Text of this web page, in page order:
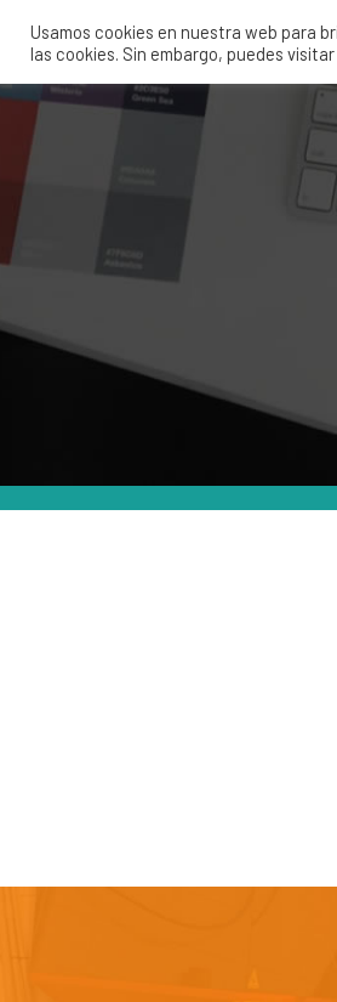
Usamos cookies en nuestra web para
las cookies. Sin embargo, puedes